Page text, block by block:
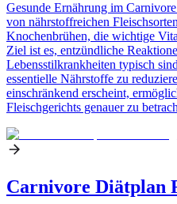
Gesunde Ernährung im
von nährstoffreichen
Knochenbrühen, die wichtige
Ziel ist es, entzündliche
Lebensstilkrankheiten typisch
essentielle Nährstoffe zu
einschränkend erscheint,
Fleischgerichts genauer zu
Carnivore Diätplan